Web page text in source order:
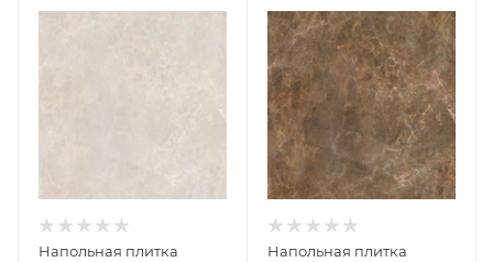
Напольная плитка
Напольная плитка